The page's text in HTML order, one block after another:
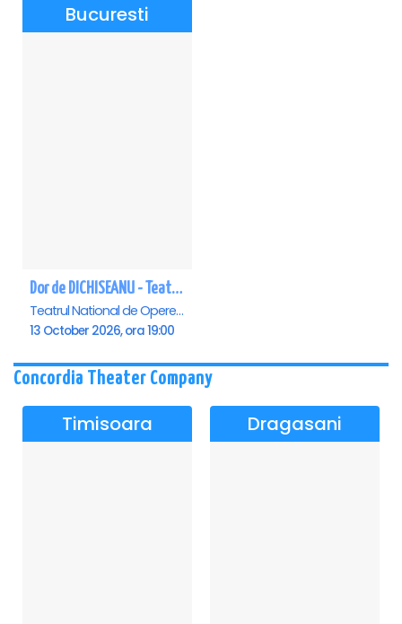
Bucuresti
Dor de DICHISEANU - Teatrul Național de Operetă și Musical „Ion Dacian"
Teatrul National de Opereta si Musical Ion Dacian, Bucuresti
13 October 2026, ora 19:00
Concordia Theater Company
Timisoara Dragasani